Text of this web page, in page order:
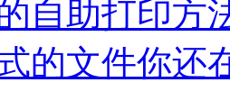
自助打印方
的文件你还